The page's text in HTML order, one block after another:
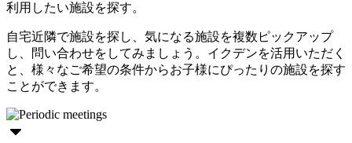
利用したい施設を探す。
自宅近隣で施設を探し、気になる施設を複数ピックアップ
し、問い合わせをしてみましょう。イクデンを活用いただく
と、様々なご希望の条件からお子様にぴったりの施設を探す
ことができます。